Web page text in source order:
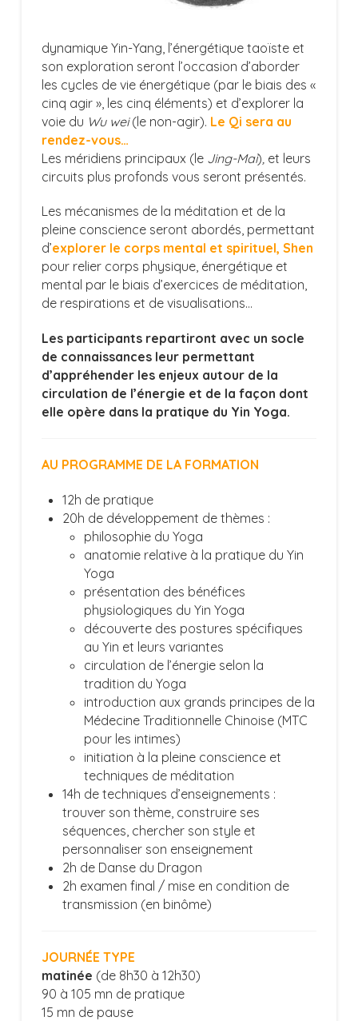
dynamique Yin-Yang, l’énergétique taoïste et
son exploration seront l’occasion d’aborder
les cycles de vie énergétique (par le biais des «
cinq agir », les cinq éléments) et d’explorer la
voie du Wu wei(le non-agir). Le Qi sera au
rendez-vous…
Les méridiens principaux (le Jing-Mai) et leurs
circuits plus profonds vous seront présentés.
Les mécanismes de la méditation et de la
pleine conscience seront abordés, permettant
d’explorer le corps mental et spirituel, Shen
pour relier corps physique, énergétique et
mental par le biais d’exercices de méditation,
de respirations et de visualisations…
Les participants repartiront avec un socle
de connaissances leur permettant
d’appréhender les enjeux autour de la
circulation de l’énergie et de la façon dont
elle opère dans la pratique du Yin Yoga.
AU PROGRAMME DE LA FORMATION
12h de pratique
20h de développement de thèmes :
philosophie du Yoga
anatomie relative à la pratique du Yin
Yoga
présentation des bénéfices
physiologiques du Yin Yoga
découverte des postures spécifiques
au Yin et leurs variantes
circulation de l’énergie selon la
tradition du Yoga
introduction aux grands principes de la
Médecine Traditionnelle Chinoise (MTC
pour les intimes)
initiation à la pleine conscience et
techniques de méditation
14h de techniques d’enseignements :
trouver son thème, construire ses
séquences, chercher son style et
personnaliser son enseignement
2h de Danse du Dragon
2h examen final / mise en condition de
transmission (en binôme)
JOURNÉE TYPE
matinée (de 8h30 à 12h30)
90 à 105 mn de pratique
15 mn de pause